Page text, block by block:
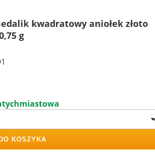
kwadratowy aniołek złoto
g
KOSZYKA